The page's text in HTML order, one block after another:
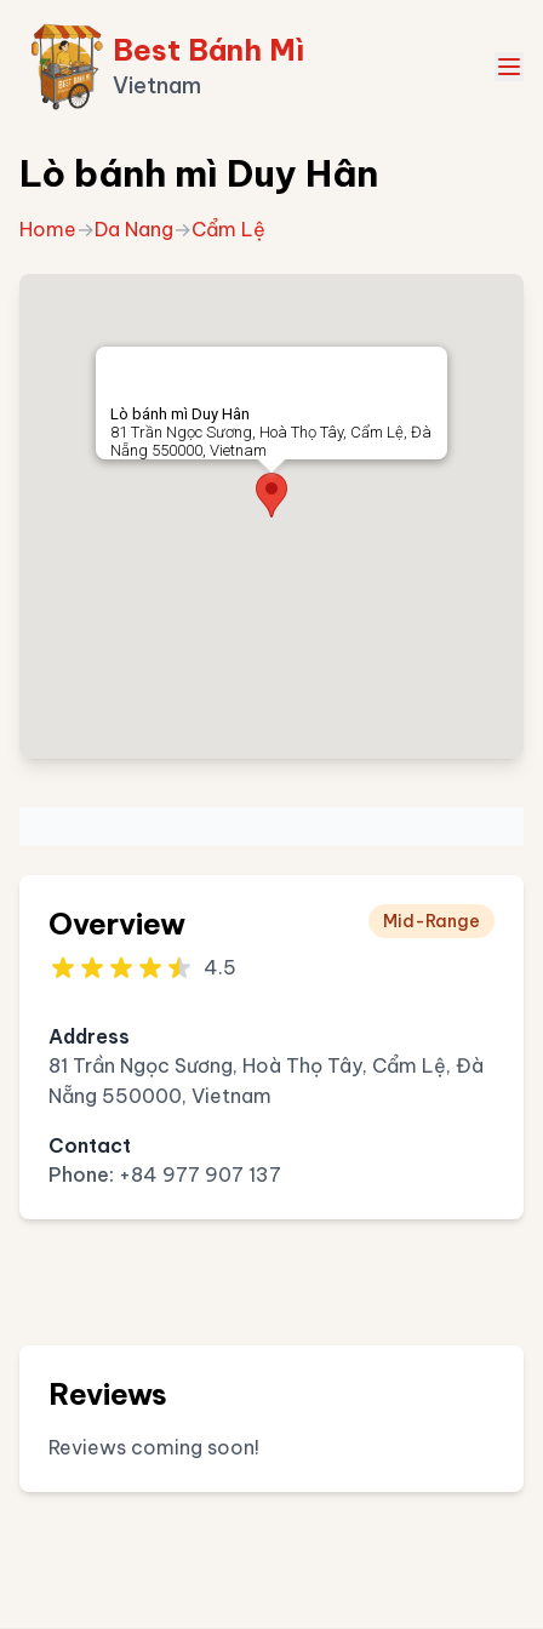
Best Bánh Mì
Vietnam
Lò bánh mì Duy Hân
Home→Da Nang→Cẩm Lệ
Lò bánh mì Duy Hân
81 Trần Ngọc Sương, Hoà Thọ Tây, Cẩm Lệ, Đà
Nẵng 550000, Vietnam
Overview
4.5
Mid-Range
Address
81 Trần Ngọc Sương, Hoà Thọ Tây, Cẩm Lệ, Đà
Nẵng 550000, Vietnam
Contact
Phone: +84 977 907 137
Reviews
Reviews coming soon!